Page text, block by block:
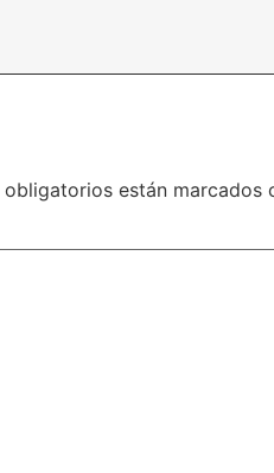
obligatorios están marcados